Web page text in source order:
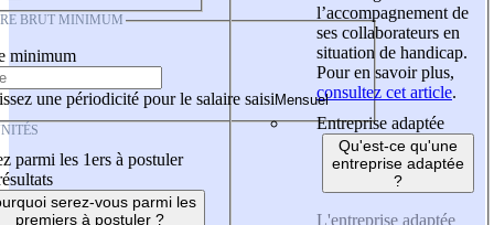
BRUT MINIMUM
minimum
une périodicité pour le salaire saisi
parmi les 1ers à postuler
serez-vous parmi les
premiers à postuler ?
l’accompagnement de
ses collaborateurs en
situation de handicap.
Pour en savoir plus,
consultez cet article.
Entreprise adaptée
Qu'est-ce qu'une
entreprise adaptée
?
L'entreprise adaptée